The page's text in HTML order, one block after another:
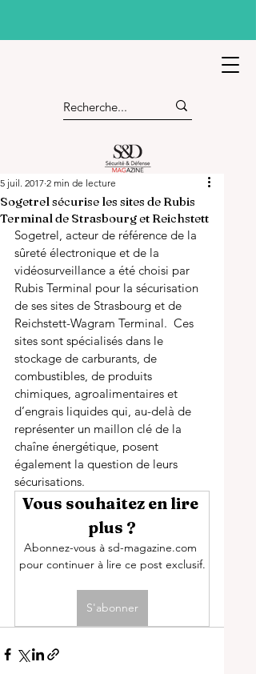
Sogetrel sécurise les sites de Rubis
Terminal de Strasbourg et Reichstett
5 juil. 2017 2 min de lecture
Sogetrel, acteur de référence de la
sûreté électronique et de la
vidéosurveillance a été choisi par
Rubis Terminal pour la sécurisation
de ses sites de Strasbourg et de
Reichstett-Wagram Terminal.  Ces
sites sont spécialisés dans le
stockage de carburants, de
combustibles, de produits
chimiques, agroalimentaires et
d’engrais liquides qui, au-delà de
représenter un maillon clé de la
chaîne énergétique, posent
également la question de leurs
sécurisations.
Vous souhaitez en lire
plus ?
Abonnez-vous à sd-magazine.com
pour continuer à lire ce post exclusif.
S'abonner